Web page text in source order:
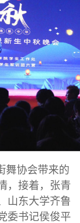
舞协会带来的
，接着，张青
山东大学齐鲁
委书记侯俊平